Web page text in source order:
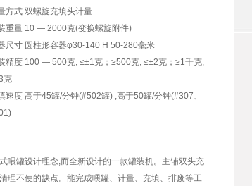
方式 双螺旋充填头计量
重量 10 — 2000克(变换螺旋附件)
尺寸 圆柱形容器φ30-140 H 50-280毫米
精度 100 — 500克, ≤±1克；≥500克, ≤±2克；≥1千克,
克
速度 高于45罐/分钟(#502罐) ,高于50罐/分钟(#307、
喂罐设计理念,而全新设计的一款罐装机。主辅双头充
理不便的缺点。能完成喂罐、计量、充填、排废等工